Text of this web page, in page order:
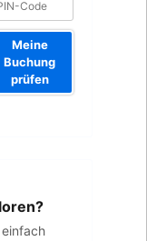
Meine
Buchung
prüfen